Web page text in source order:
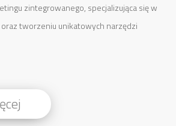
zintegrowanego, specjalizująca się w
tworzeniu unikatowych narzędzi